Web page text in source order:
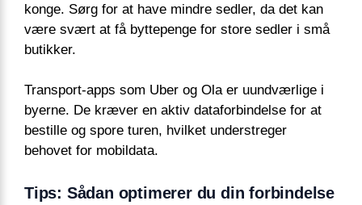
konge. Sørg for at have mindre sedler, da det kan
være svært at få byttepenge for store sedler i små
butikker.
Transport-apps som Uber og Ola er uundværlige i
byerne. De kræver en aktiv dataforbindelse for at
bestille og spore turen, hvilket understreger
behovet for mobildata.
Tips: Sådan optimerer du din forbindelse